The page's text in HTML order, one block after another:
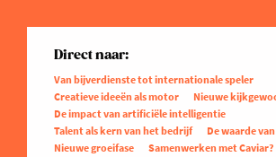
Direct naar:
Van bijverdienste tot internationale speler
Creatieve ideeën als motor
Nieuwe
De impact van artificiële intelligentie
Talent als kern van het bedrijf
De waarde
Nieuwe groeifase
Samenwerken met Caviar?